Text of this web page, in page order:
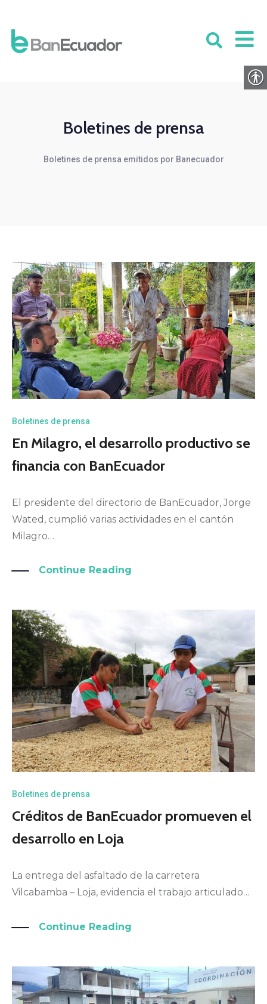
Boletines de prensa
Boletines de prensa emitidos por Banecuador
Boletines de prensa
En Milagro, el desarrollo productivo se
financia con BanEcuador
El presidente del directorio de BanEcuador, Jorge
Wated, cumplió varias actividades en el cantón
Milagro…
Continue Reading
Boletines de prensa
Créditos de BanEcuador promueven el
desarrollo en Loja
La entrega del asfaltado de la carretera
Vilcabamba – Loja, evidencia el trabajo articulado…
Continue Reading